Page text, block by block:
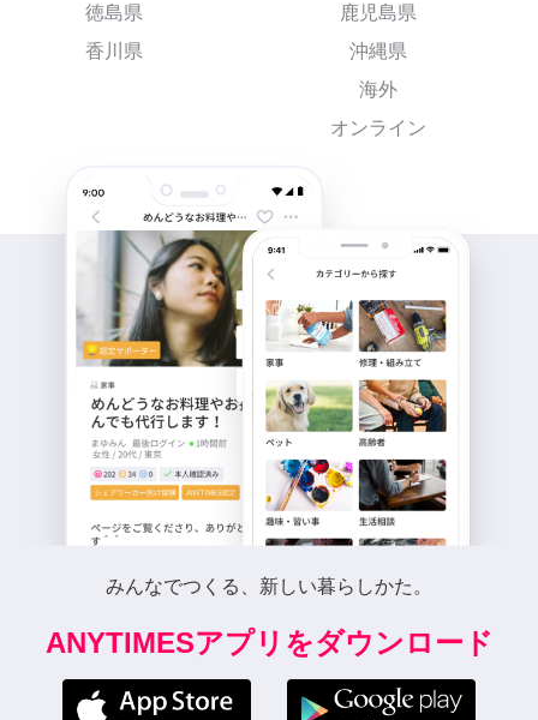
徳島県
香川県
鹿児島県
沖縄県
海外
オンライン
みんなでつくる、新しい暮らしかた。
ANYTIMESアプリをダウンロード